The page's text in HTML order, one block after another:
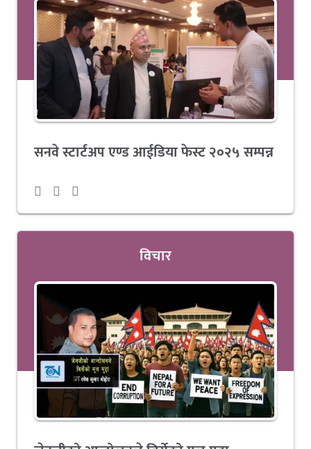
सनवे स्टार्टअप एण्ड आईडिया फेस्ट २०२५ सम्पन्न
विचार